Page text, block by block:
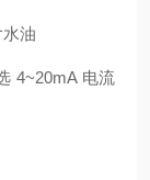
油
4~20mA 电流